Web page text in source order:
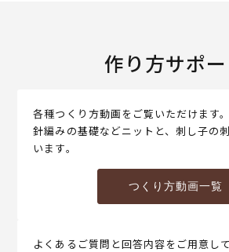
作り方サポ
各種つくり方動画をご覧いただけます
針編みの基礎などニットと、刺し子の
います。
つくり方動画一覧
よくあるご質問と回答内容をご用意し